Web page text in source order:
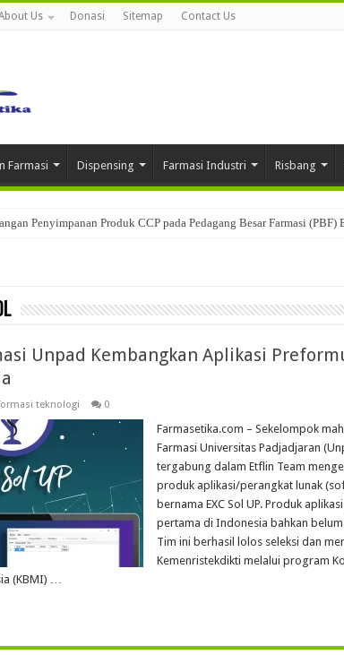
Us Donasi Sitemap Contact Us
Farmasi Dispensing Farmasi Industri Risbang
Penyimpanan Produk CCP pada Pedagang Besar Farmasi
Unpad Kembangkan Aplikasi
teknologi 0
Farmasetika.com – Sekelompok
Farmasi Universitas Padjadjaran
tergabung dalam Etflin Team
produk aplikasi/perangkat lunak
bernama EXC Sol UP. Produk
pertama di Indonesia bahkan
Tim ini berhasil lolos seleksi dan
Kemenristekdikti melalui program
(KBMI) …